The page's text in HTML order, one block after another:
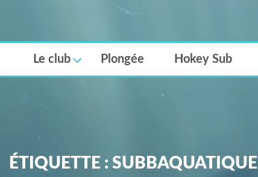
Le club Plongée Hokey Sub
ÉTIQUETTE : SUBBAQUATIQUE